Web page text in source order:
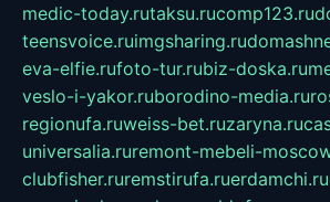
medic-today.rutaksu.rucomp123.ru
teensvoice.ruimgsharing.ru
eva-elfie.rufoto-tur.rubiz-doska.ru
veslo-i-yakor.ruborodino-media.ru
regionufa.ruweiss-bet.ruzaryna.ru
universalia.ruremont-mebeli-
clubfisher.ruremstirufa.ruerdamchi.ru